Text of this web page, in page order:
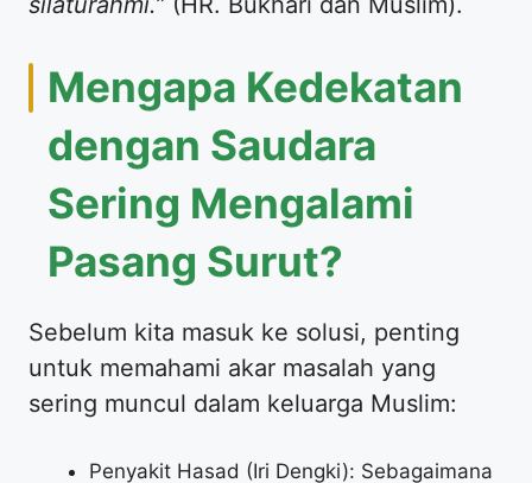
Mengapa Kedekatan
dengan Saudara
Sering Mengalami
Pasang Surut?
Sebelum kita masuk ke solusi, penting
untuk memahami akar masalah yang
sering muncul dalam keluarga Muslim:
Penyakit Hasad (Iri Dengki): Sebagaimana